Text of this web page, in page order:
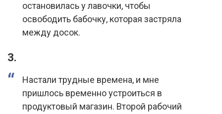
остановилась у лавочки, чтобы
освободить бабочку, которая застряла
между досок.
3.
Настали трудные времена, и мне
пришлось временно устроиться в
продуктовый магазин. Второй рабочий